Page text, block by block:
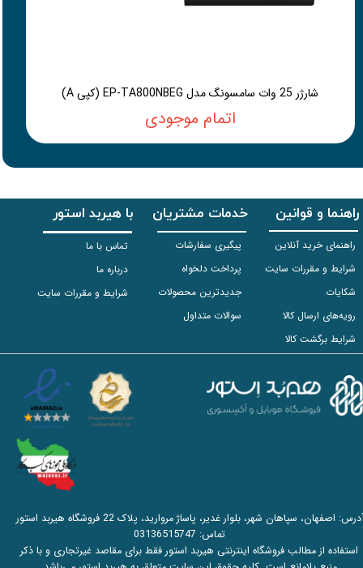
شارژر 25 وات سامسونگ مدل EP-TA800NBEG (کپی A)
اتمام موجودی
راهنما و قوانین
راهنمای خرید آنلاین
شرایط و مقررات سایت
شکایات
رویه‌های ارسال کالا
شرایط برگشت کالا
خدمات مشتریان
پیگیری سفارشات
پرداخت دلخواه
جدیدترین محصولات
سوالات متداول
با هیربد استور
تماس با ما
درباره ما
شرایط و مقررات سایت
آدرس: اصفهان، سپاهان شهر، بلوار غدیر، پاساژ مروارید، پلاک 22 فروشگاه هیربد استور
تماس: 03136515747
استفاده از مطالب فروشگاه اینترنتی هیربد استور فقط برای مقاصد غیرتجاری و با ذکر